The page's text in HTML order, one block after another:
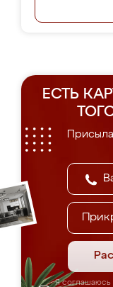
ЕСТЬ
Я соглашаюсь